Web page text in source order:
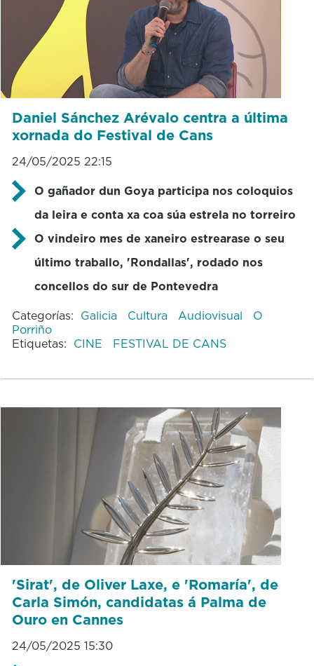
Daniel Sánchez Arévalo centra a última
xornada do Festival de Cans
24/05/2025 22:15
O gañador dun Goya participa nos coloquios
da leira e conta xa coa súa estrela no torreiro
O vindeiro mes de xaneiro estrearase o seu
último traballo, 'Rondallas', rodado nos
concellos do sur de Pontevedra
Categorías: Galicia Cultura Audiovisual
O
Porriño
Etiquetas: CINE FESTIVAL DE CANS
'Sirat', de Oliver Laxe, e 'Romaría', de
Carla Simón, candidatas á Palma de
Ouro en Cannes
24/05/2025 15:30